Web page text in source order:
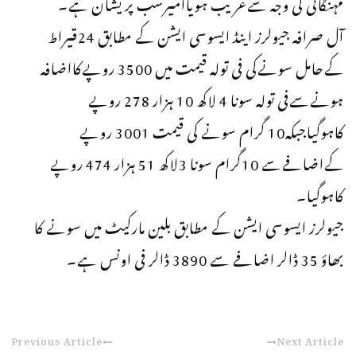
آل صرافہ جیولرز اینڈ ایسوسی ایشن کے مطابق 24قیراط
کےحامل سونےکی فی تولہ قیمت میں 3500 روپےکااضافہ
ہونےسےفی تولہ سونا 4 لاکھ 10 ہزار 278 روپے
کاہوگیاجبکہ10 گرام سونے کی قیمت 3001 روپے
کےاضافےسے 10گرام سونا 3لاکھ 51 ہزار 474 روپے
کاہوگیا۔
جیولرز ایسوسی ایشن کے مطابق بلین مارکیٹ میں سونے کا
بھاؤ 35 ڈالر اضافے سے 3890 ڈالر فی اونس ہے۔
Previous Article Next Article